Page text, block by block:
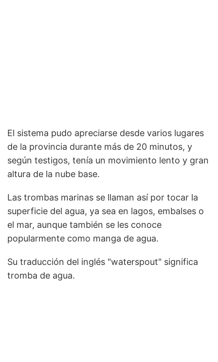
El sistema pudo apreciarse desde varios lugares
de la provincia durante más de 20 minutos, y
según testigos, tenía un movimiento lento y gran
altura de la nube base.
Las trombas marinas se llaman así por tocar la
superficie del agua, ya sea en lagos, embalses o
el mar, aunque también se les conoce
popularmente como manga de agua.
Su traducción del inglés "waterspout" significa
tromba de agua.